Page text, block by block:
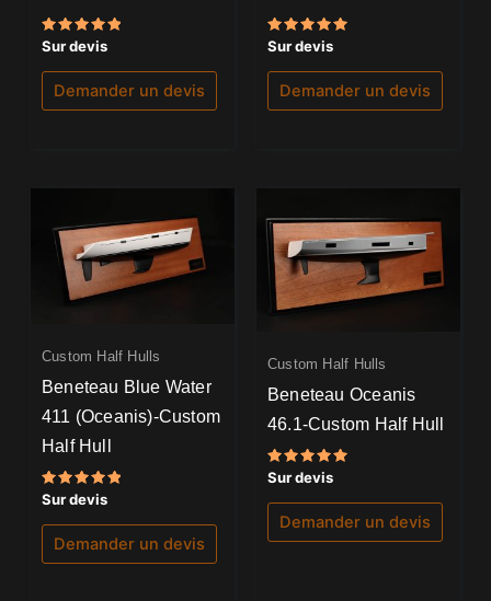
Note
5.00
sur 5
Sur devis
Demander un devis
Note
5.00
sur 5
Sur devis
Demander un devis
Custom Half Hulls
Beneteau Blue Water
411 (Oceanis)-Custom
Half Hull
Note
5.00
sur 5
Sur devis
Demander un devis
Custom Half Hulls
Beneteau Oceanis
46.1-Custom Half Hull
Note
5.00
sur 5
Sur devis
Demander un devis